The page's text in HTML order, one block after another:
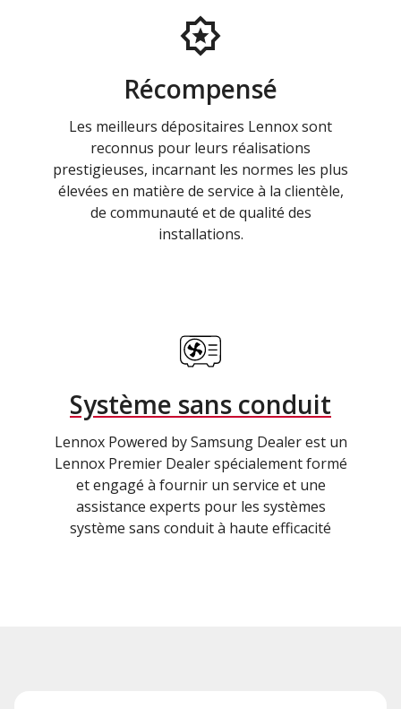
Récompensé
Les meilleurs dépositaires Lennox sont
reconnus pour leurs réalisations
prestigieuses, incarnant les normes les plus
élevées en matière de service à la clientèle,
de communauté et de qualité des
installations.
Système sans conduit
Lennox Powered by Samsung Dealer est un
Lennox Premier Dealer spécialement formé
et engagé à fournir un service et une
assistance experts pour les systèmes
système sans conduit à haute efficacité